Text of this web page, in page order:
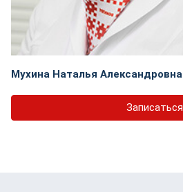
Мухина Наталья Александровна
Записаться